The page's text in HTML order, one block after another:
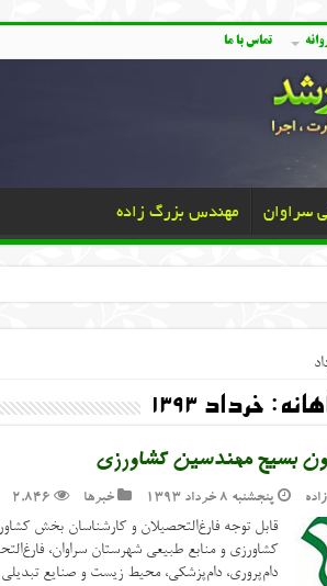
تماس با ما
سراوان مهندس بزرگ زاده
خرداد ۱۳۹۳
بسیج مهندسین کشاورزی
پنجشنبه ۸ خرداد ۱۳۹۳ خبرها 2,846
قابل توجه فارغ‌التحصیلان و کارشناسان بخش
کشاورزی و منابع طبیعی شهرستان سراوان،
دام‌پروری، دام‌پزشکی، محیط زیست و صنایع